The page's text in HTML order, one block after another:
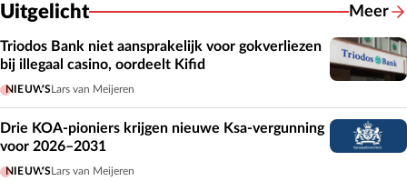
Uitgelicht Meer
Triodos Bank niet aansprakelijk voor gokverliezen
bij illegaal casino, oordeelt Kifid
NIEUWSLars van Meijeren
Drie KOA-pioniers krijgen nieuwe Ksa-vergunning
voor 2026–2031
NIEUWSLars van Meijeren